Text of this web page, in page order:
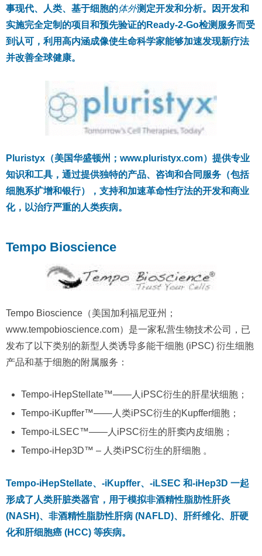
事现代、人类、基于细胞的体外测定开发和分析。因开发和
实施完全定制的项目和预先验证的Ready-2-Go检测服务而受
到认可，利用高内涵成像使生命科学家能够加速发现新疗法
并改善全球健康。
Pluristyx（美国华盛顿州；www.pluristyx.com）提供专业
知识和工具，通过提供独特的产品、咨询和合同服务（包括
细胞系扩增和银行），支持和加速革命性疗法的开发和商业
化，以治疗严重的人类疾病。
Tempo Bioscience
Tempo Bioscience（美国加利福尼亚州；
www.tempobioscience.com）是一家私营生物技术公司，已
发布了以下类别的新型人类诱导多能干细胞 (iPSC) 衍生细胞
产品和基于细胞的附属服务：
Tempo-iHepStellate™——人iPSC衍生的肝星状细胞；
Tempo-iKupffer™——人类iPSC衍生的Kupffer细胞；
Tempo-iLSEC™——人iPSC衍生的肝窦内皮细胞；
Tempo-iHep3D™ – 人类iPSC衍生的肝细胞 。
Tempo-iHepStellate、-iKupffer、-iLSEC 和-iHep3D 一起
形成了人类肝脏类器官，用于模拟非酒精性脂肪性肝炎
(NASH)、非酒精性脂肪性肝病 (NAFLD)、肝纤维化、肝硬
化和肝细胞癌 (HCC) 等疾病。